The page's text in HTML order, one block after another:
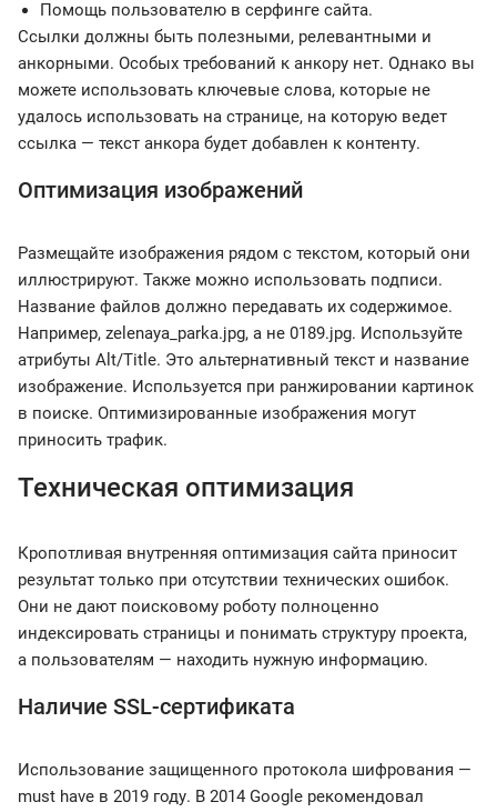
Помощь пользователю в серфинге сайта.
Ссылки должны быть полезными, релевантными и
анкорными. Особых требований к анкору нет. Однако вы
можете использовать ключевые слова, которые не
удалось использовать на странице, на которую ведет
ссылка — текст анкора будет добавлен к контенту.
Оптимизация изображений
Размещайте изображения рядом с текстом, который они
иллюстрируют. Также можно использовать подписи.
Название файлов должно передавать их содержимое.
Например, zelenaya_parka.jpg, а не 0189.jpg. Используйте
атрибуты Alt/Title. Это альтернативный текст и название
изображение. Используется при ранжировании картинок
в поиске. Оптимизированные изображения могут
приносить трафик.
Техническая оптимизация
Кропотливая внутренняя оптимизация сайта приносит
результат только при отсутствии технических ошибок.
Они не дают поисковому роботу полноценно
индексировать страницы и понимать структуру проекта,
а пользователям — находить нужную информацию.
Наличие SSL-сертификата
Использование защищенного протокола шифрования —
must have в 2019 году. В 2014 Google рекомендовал